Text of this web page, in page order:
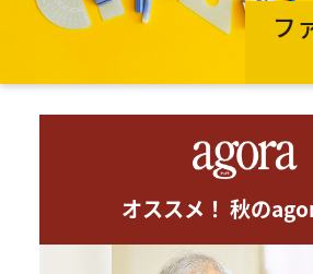
フ
オススメ！ 秋の